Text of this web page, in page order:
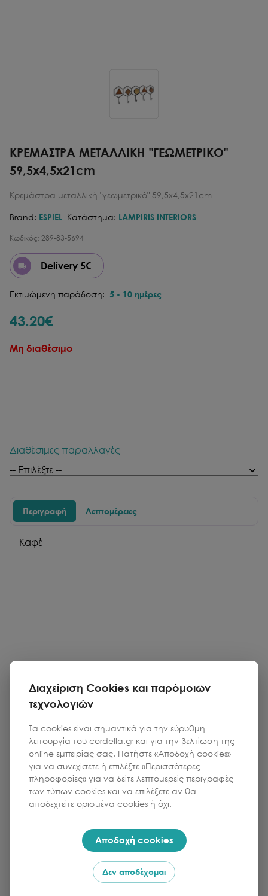
ΚΡΕΜΑΣΤΡΑ ΜΕΤΑΛΛΙΚH "ΓΕΩΜΕΤΡΙΚΟ"
59,5x4,5x21cm
Κρεμάστρα μεταλλική "γεωμετρικό" 59,5x4,5x21cm
Brand: ESPIEL Κατάστημα: LAMPIRIS INTERIORS
Κωδικός: 289-83-5694
Delivery 5€
Εκτιμώμενη παράδοση: 5 - 10 ημέρες
43.20€
Μη διαθέσιμο
Διαθέσιμες παραλλαγές
Περιγραφή Λεπτομέρειες
Καφέ
Διαχείριση Cookies και παρόμοιων
τεχνολογιών
Τα cookies είναι σημαντικά για την εύρυθμη
λειτουργία του cordella.gr και για την βελτίωση της
online εμπειρίας σας. Πατήστε «Αποδοχή cookies»
για να συνεχίσετε ή επιλέξτε «Περισσότερες
πληροφορίες» για να δείτε λεπτομερείς περιγραφές
των τύπων cookies και να επιλέξετε αν θα
αποδεχτείτε ορισμένα cookies ή όχι.
Αποδοχή cookies
Δεν αποδέχομαι